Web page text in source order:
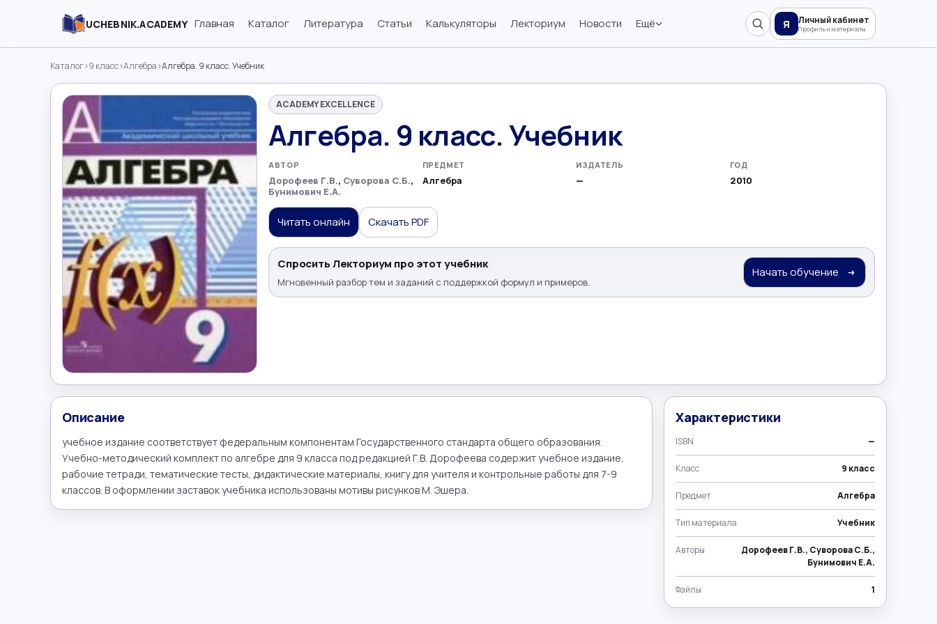
UCHEBNIK.ACADEMY Главная Каталог Литература Статьи Калькуляторы Лекториум Новости Ещё Я Личный кабинет
Профиль и материалы
Каталог›9 класс›Алгебра›Алгебра. 9 класс. Учебник
ACADEMY EXCELLENCE
Алгебра. 9 класс. Учебник
АВТОР
Дорофеев Г.В., Суворова С.Б.,
Бунимович Е.А.
ПРЕДМЕТ
Алгебра
ИЗДАТЕЛЬ
—
ГОД
2010
Читать онлайн Скачать PDF
Спросить Лекториум про этот учебник
Мгновенный разбор тем и заданий с поддержкой формул и примеров.
Начать обучение
Описание
учебное издание соответствует федеральным компонентам Государственного стандарта общего образования.
Учебно-методический комплект по алгебре для 9 класса под редакцией Г.В. Дорофеева содержит учебное издание,
рабочие тетради, тематические тесты, дидактические материалы, книгу для учителя и контрольные работы для 7-9
классов. В оформлении заставок учебника использованы мотивы рисунков М. Эшера.
Характеристики
ISBN —
Класс 9 класс
Предмет Алгебра
Тип материала Учебник
Авторы
Дорофеев Г.В., Суворова С.Б.,
Бунимович Е.А.
Файлы 1